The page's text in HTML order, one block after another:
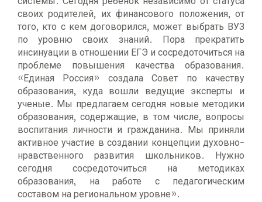
своих родителей, их финансового положения, от
того, кто с кем договорился, может выбрать ВУЗ
по уровню своих знаний. Пора прекратить
инсинуации в отношении ЕГЭ и сосредоточиться на
проблеме повышения качества образования.
«Единая Россия» создала Совет по качеству
образования, куда вошли ведущие эксперты и
ученые. Мы предлагаем сегодня новые методики
образования, содержащие, в том числе, вопросы
воспитания личности и гражданина. Мы приняли
активное участие в создании концепции духовно-
нравственного развития школьников. Нужно
сегодня сосредоточиться на методиках
образования, на работе с педагогическим
составом на региональном уровне».